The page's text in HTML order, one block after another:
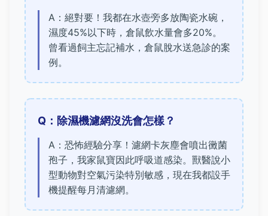
A：絕對要！我都在水壺旁多放陶瓷水碗，
濕度45%以下時，倉鼠飲水量會多20%。
曾看過飼主忘記補水，倉鼠脫水送急診的案
例。
Q：除濕機濾網沒洗會怎樣？
A：恐怖經驗分享！濾網卡灰塵會噴出黴菌
孢子，我家鼠寶因此呼吸道感染。獸醫說小
型動物對空氣污染特別敏感，現在我都設手
機提醒每月清濾網。